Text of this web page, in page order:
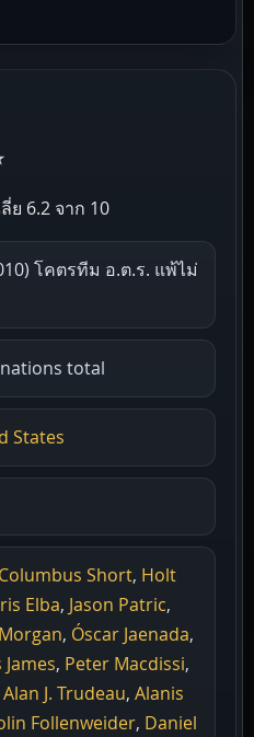
ย 6.2 จาก 10
โคตรทีม อ.ต.ร. แพ้ไม่
total
States
Columbus Short, Holt
Elba, Jason Patric,
, Óscar Jaenada,
, Peter Macdissi,
Alan J. Trudeau, Alanis
Follenweider, Daniel